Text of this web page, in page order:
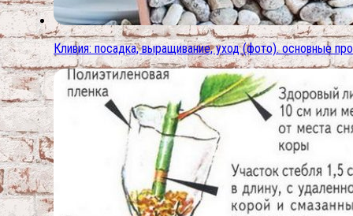
Кливия: посадка, выращивание, уход (фото). основные